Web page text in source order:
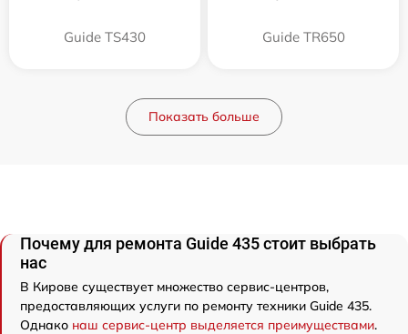
Guide TS430 Guide TR650
Показать больше
Почему для ремонта Guide 435 стоит выбрать
нас
В Кирове существует множество сервис-центров,
предоставляющих услуги по ремонту техники Guide 435.
Однако наш сервис-центр выделяется преимуществами.